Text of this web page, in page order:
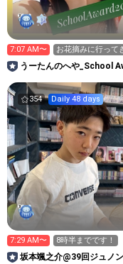
7:07 AM〜 お花摘みに行って
うーたんのへや_School
354 Daily 48 days
7:29 AM〜 8時半までです！
坂本颯之介@39回ジュノ